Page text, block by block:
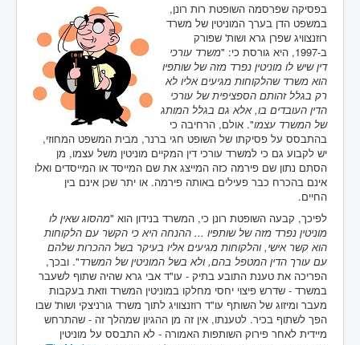
בפסיקה שפרסמה השופטת רות רונן,
במשפט הדן בערך המוניטין של משרד
רוזנצוויג שפרן גרא ושות' שפורק
ב-1997, היא גורסת כי: "
משרד עורכי
דין שיש לו מוניטין נפרד מזה של שותפיו
הוא משרד שהלקוחות מגיעים אליו לא
רק בגלל זהותם הספציפית של עורכי
הדין העובדים בו, אלא גם בגלל המותג
של המשרד עצמו". אולם, הרחיבה כי
בהתבסס על פסיקתו של השופט חגי ברנר, מבית המשפט המחוזי,
יש לקבוע גם כי למשרד עורכי דין המקיים מוניטין משל עצמו, מן
הסתם נתון שם פירמה כזה המייצג את שם המייסד או המייסדים ואלו
אינם בהכרח כבר פעילים באותה פירמה. או יתר שכן אינם בין
החיים.
לפיכך, קבעה השופטת רונן כי, המשרד בנידון הוא "מהסוג שאין לו
מוניטין נפרד מזה של שותפיו ... ההנחה היא כי הקשר עם הלקוחות
הוא קשר אישי, והלקוחות מגיעים אליו בעיקר בשל ההכרות שלהם
עם עורך הדין המטפל בהם, ולא בשל המוניטין של המשרד". ובכך,
הפריכה את טענת התובע בתיק - עו"ד אבי גרא שהיה שתוף לשעבר
במשרד - שדרש פיצוי יחסי מחלקו במוניטין המשרד וזאת בעקבות
מעבר ומיזוג של השותף עו"ד רוזנצוויג לתוך משרד גורניצקי ושות' שבו
הפך לשתוף בכיר. לטענתו, אין זה מן ההגיון שמהלך זה - שהתרחש
מיידית לאחר פירוק השותפות האמורה - לא התבסס על מוניטין